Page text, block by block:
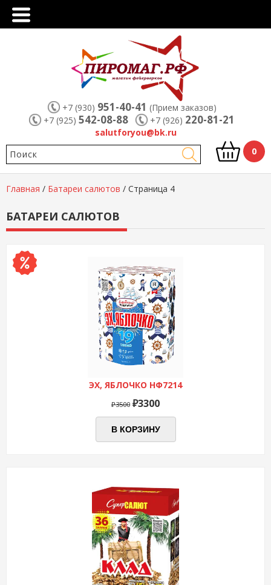
+7 (930) 951-40-41 (Прием заказов)
+7 (925) 542-08-88 +7 (926) 220-81-21
salutforyou@bk.ru
0
Главная / Батареи салютов / Страница 4
БАТАРЕИ САЛЮТОВ
ЭХ, ЯБЛОЧКО НФ7214
₽3500 Первоначальная
цена
составляла
₽3500.
₽3300Текущая
цена:
₽3300.
В КОРЗИНУ